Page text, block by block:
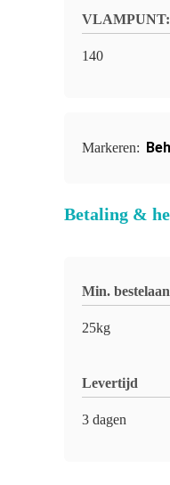
140
Markeren:
Betaling &
Min.
25kg
Levertijd
3 dagen